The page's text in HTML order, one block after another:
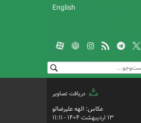
English
دریافت تصاویر
عکاس: الهه علیرضالو
۱۳ اردیبهشت ۱۴۰۴ - ۱۱:۱۱